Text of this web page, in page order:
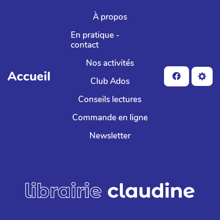
Aller au contenu principal
Accueil
À propos
En pratique -
contact
Nos activités
Club Ados
Conseils lectures
Commande en ligne
Newsletter